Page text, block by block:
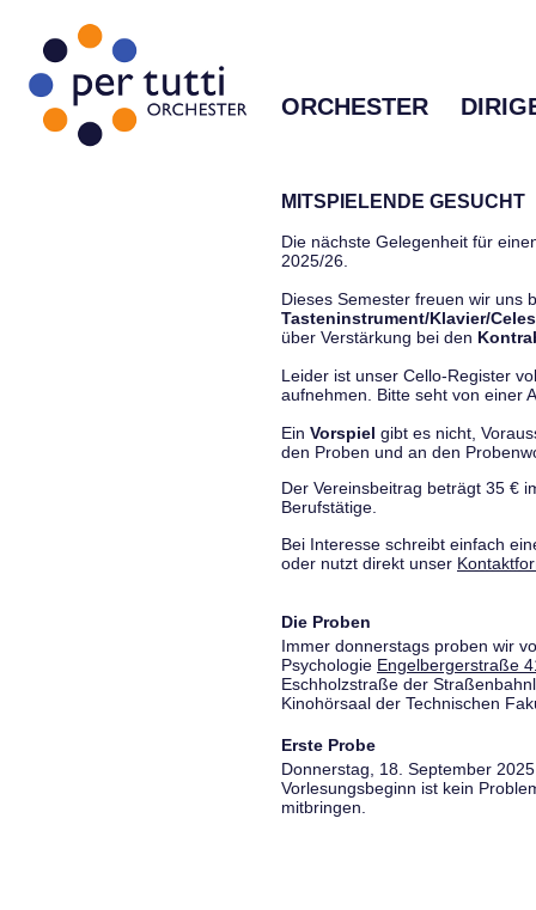
ORCHESTER
MITSPIELENDE GESUCHT
Die nächste Gelegenheit für
2025/26.
Dieses Semester freuen wir uns
Tasteninstrument/Klavier/
über Verstärkung bei den
Leider ist unser Cello-Register
aufnehmen. Bitte seht von einer
Ein Vorspiel gibt es nicht,
den Proben und an den
Der Vereinsbeitrag beträgt 35 €
Berufstätige.
Bei Interesse schreibt einfach
oder nutzt direkt unser
Die Proben
Immer donnerstags proben wir
Psychologie Engelbergerstraße
Eschholzstraße der
Kinohörsaal der Technischen
Erste Probe
Donnerstag, 18. September
Vorlesungsbeginn ist kein
mitbringen.